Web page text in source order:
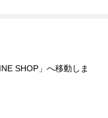
SHOP」へ移動しま